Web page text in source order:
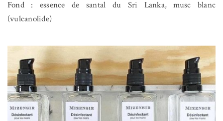
Fond : essence de santal du Sri Lanka, musc blanc
(vulcanolide)